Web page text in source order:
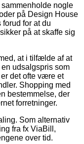
nogle
på Design House
for at du
på at skaffe sig
at i tilfælde af at
udsalgspris som
er det ofte være et
Shopping med
bestemmelse, der
forretninger.
Som alternativ
fra fx ViaBill,
over tid.